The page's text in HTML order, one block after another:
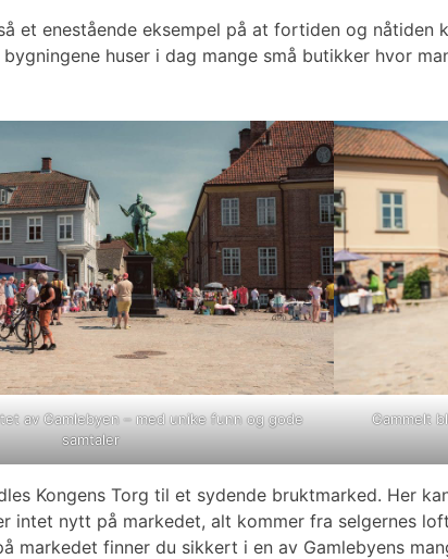
et enestående eksempel på at fortiden og
huser i dag mange små butikker hvor
av Gamlebyen – med unike funn og gode
samtaler
Gammelt
Kongens Torg til et sydende bruktmarked. Her
intet nytt på markedet, alt kommer fra selgernes
finner du sikkert i en av Gamlebyens